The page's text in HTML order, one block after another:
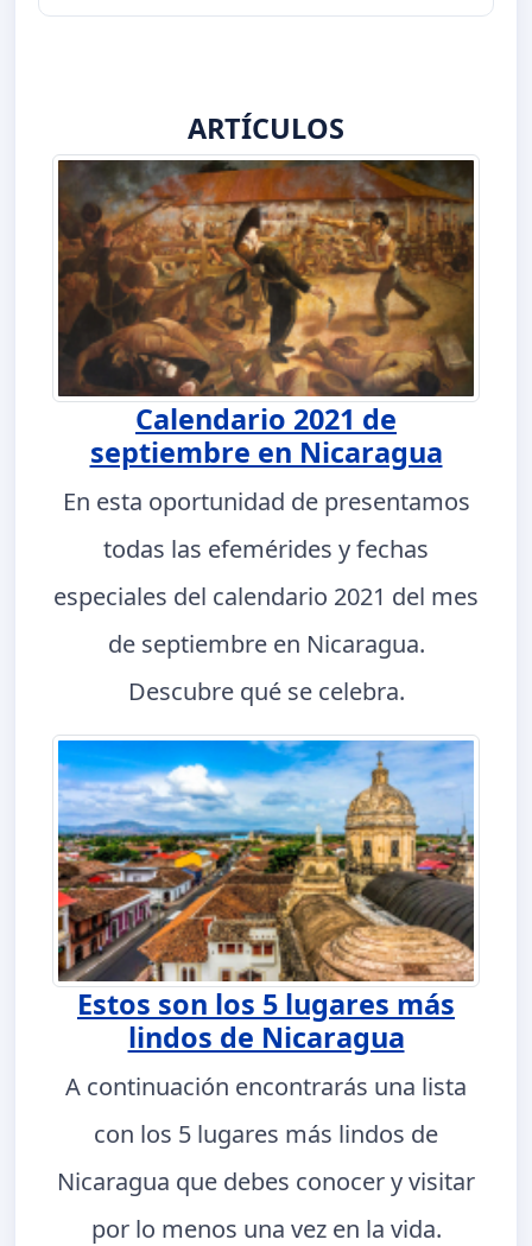
ARTÍCULOS
Calendario 2021 de
septiembre en Nicaragua
En esta oportunidad de presentamos
todas las efemérides y fechas
especiales del calendario 2021 del mes
de septiembre en Nicaragua.
Descubre qué se celebra.
Estos son los 5 lugares más
lindos de Nicaragua
A continuación encontrarás una lista
con los 5 lugares más lindos de
Nicaragua que debes conocer y visitar
por lo menos una vez en la vida.